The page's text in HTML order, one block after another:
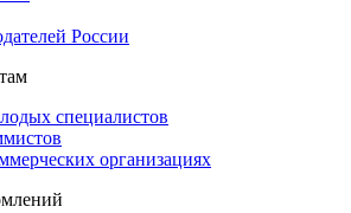
России
специалистов
организациях